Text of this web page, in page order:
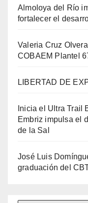
Almoloya del Río
fortalecer el
Valeria Cruz
COBAEM Plantel
LIBERTAD DE
Inicia el Ultra Trail
Embriz impulsa el
de la Sal
José Luis
graduación del